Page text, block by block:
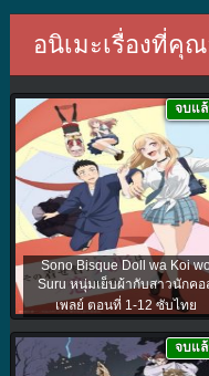
อนิเมะเรื่องที่คุ
Sono Bisque Doll wa Koi
Suru หนุ่มเย็บผ้ากับสาวนักคอ
เพลย์ ตอนที่ 1-12 ซับไทย
จบแ
จบแ